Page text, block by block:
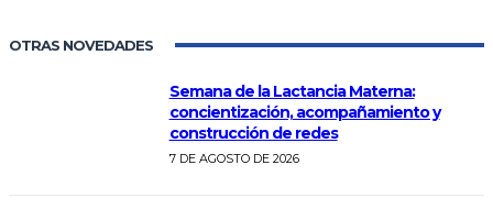
OTRAS NOVEDADES
Semana de la Lactancia Materna:
concientización, acompañamiento y
construcción de redes
7 DE AGOSTO DE 2026